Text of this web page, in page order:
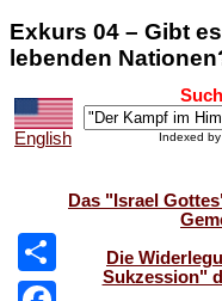
Exkurs 04 – Gibt
lebenden
English Indexed
Share
Das "Israel
Die
Sukzession"